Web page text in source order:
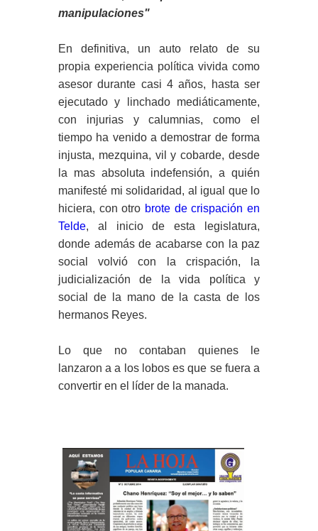
manipulaciones"
En definitiva, un auto relato de su
propia experiencia política vivida como
asesor durante casi 4 años, hasta ser
ejecutado y linchado mediáticamente,
con injurias y calumnias, como el
tiempo ha venido a demostrar de forma
injusta, mezquina, vil y cobarde, desde
la mas absoluta indefensión, a quién
manifesté mi solidaridad, al igual que lo
hiciera, con otro brote de crispación en
Telde, al inicio de esta legislatura,
donde además de acabarse con la paz
social volvió con la crispación, la
judicialización de la vida política y
social de la mano de la casta de los
hermanos Reyes.
Lo que no contaban quienes le
lanzaron a a los lobos es que se fuera a
convertir en el líder de la manada.